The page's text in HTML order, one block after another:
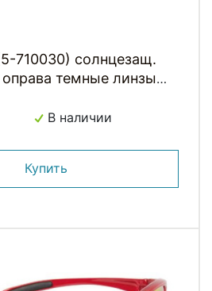
710030) солнцезащ.
оправа темные линзы
В наличии
Купить